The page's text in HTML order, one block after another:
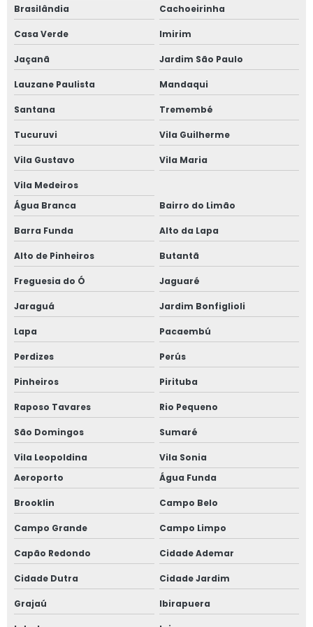
Fábrica de janela sobreposta de giro
Fábrica janela sobreposta de giro em são paulo
Fábrica de janela vidro multilaminado
Fábrica de janela vidro triplo
Fábrica de porta camarão
Fábrica de tela mosquiteira
Fabricante de esquadrias
Fabricante de janela acústica
Fabricante de janela de alumínio sobreposta
Fabricante de janela anti ruído
Fabricante de janela sobreposta de correr
Fabricante de janela sobreposta de giro
Fabricante de janela vidro multilaminado
Fabricante de janela vidro triplo
Fabricante de portas e janelas de alumínio
Fornecedor de esquadrias de alto padrão
Brasilândia
Cachoeirinha
Casa Verde Imirim
Jaçanã Jardim São Paulo
Lauzane Paulista Mandaqui
Santana Tremembé
Tucuruvi Vila Guilherme
Vila Gustavo Vila Maria
Vila Medeiros
Água Branca
Bairro do Limão
Barra Funda Alto da Lapa
Alto de Pinheiros Butantã
Freguesia do Ó Jaguaré
Jaraguá Jardim Bonfiglioli
Lapa Pacaembú
Perdizes Perús
Pinheiros Pirituba
Raposo Tavares Rio Pequeno
São Domingos Sumaré
Vila Leopoldina
Vila Sonia
Aeroporto
Água Funda
Brooklin Campo Belo
Campo Grande Campo Limpo
Capão Redondo Cidade Ademar
Cidade Dutra Cidade Jardim
Grajaú Ibirapuera